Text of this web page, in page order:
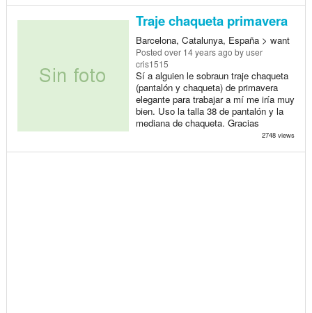
Traje chaqueta primavera
Barcelona, Catalunya, España > want
Posted over 14 years ago by user
cris1515
Sí a alguien le sobraun traje chaqueta
(pantalón y chaqueta) de primavera
elegante para trabajar a mí me iría muy
bien. Uso la talla 38 de pantalón y la
mediana de chaqueta. Gracias
2748 views